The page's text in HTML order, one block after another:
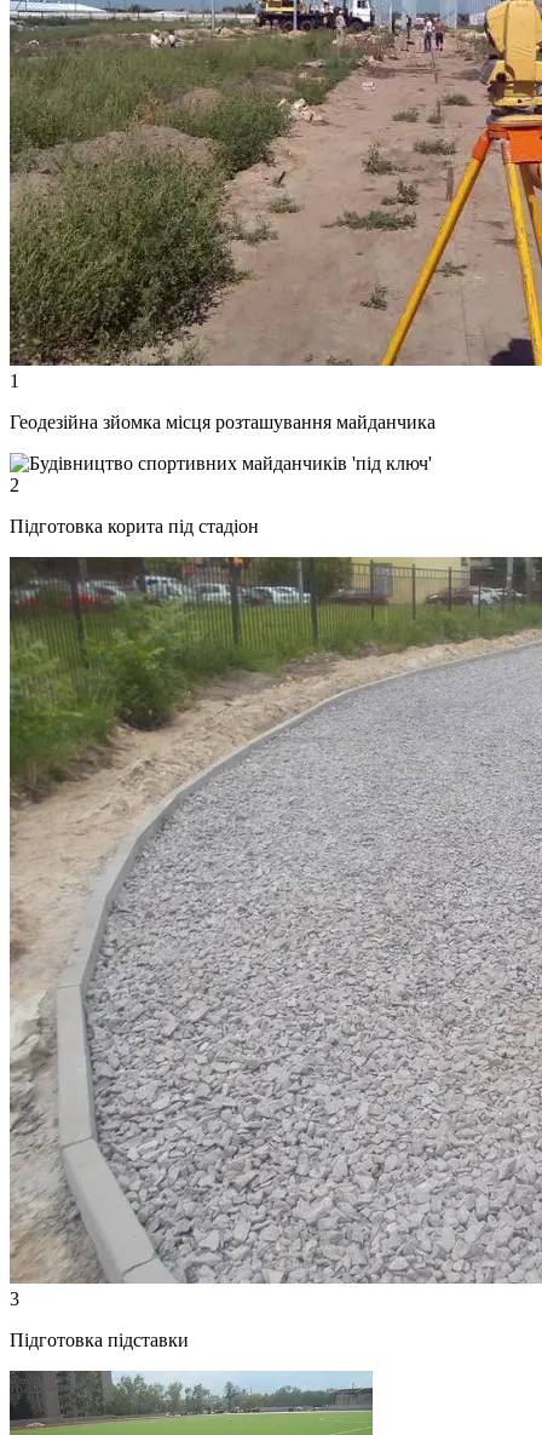
1
Геодезійна зйомка місця розташування майданчика
2
Підготовка корита під стадіон
3
Підготовка підставки